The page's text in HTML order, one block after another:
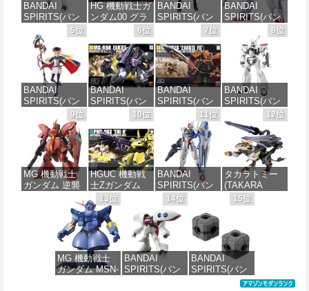
BANDAI
SPIRITS(バン
ダイ スピリッ
ツ) 30MS SIS-
J00 メルンジ
ャ[カラーA] 色
分け済みプラ
モデル
価格：¥4,200
HG 機動戦士ガ
ンダム00 グラ
ハム専用ユニ
オンフラッグ
カスタム 1/144
スケール 色分
け済みプラモ
デル
価格：¥2,100
BANDAI
SPIRITS(バン
ダイスピリッ
ツ) 30MS SIS-
H00 セスティ
エ[カラーC] 色
分け済みプラ
モデル
価格：¥4,682
BANDAI
SPIRITS(バン
ダイ スピリッ
ツ) HGAW 機
動新世紀ガン
ダムX ガンダ
ムエアマスタ
ー 1/144スケー
ル 色分け済み
プラモデル
価格：¥3,732
5位
BANDAI
SPIRITS(バン
ダイ スピリッ
ツ) 30MS
Fate/Grand
Order アルトリ
ア・キャスタ
ー 色分け済み
プラモデル
価格：¥7,800
6位
BANDAI
SPIRITS(バン
ダイ スピリッ
ツ) HGUC 機動
戦士ガンダム
ザクI(黒い三連
星仕様) 1/144
スケール 色分
け済みプラモ
デル
価格：¥1,990
7位
BANDAI
SPIRITS(バン
ダイ スピリッ
ツ) HGUC
1/144 ザクII
(ガルマ専用機)
(機動戦士ガン
ダム)
価格：¥2,880
8位
BANDAI
SPIRITS(バン
ダイ スピリッ
ツ) 機動警察パ
トレイバー
EZY RG 1/48
AV-98Plus (イ
ングラム・プ
ラス) 色分け済
みプラモデル
9位
MG 機動戦士
ガンダム 逆襲
04 サザビー
Ver.Ka 1/100ス
ケール 色分け
済みプラモデ
価格：¥15,000
10位
HGUC 機動戦
士Zガンダム
PMX-003 ジ・
オ 1/144スケー
ル 色分け済み
プラモデル
価格：¥3,995
11位
BANDAI
SPIRITS(バン
ダイ スピリッ
ツ) FULL
MECHANICS
機動戦士ガン
ダム 水星の魔
女 ガンダムエ
アリアル 1/100
スケール 色分
12位
タカラトミー
(TAKARA
TOMY) T-
SPARK
MODEL リアラ
イズモデル
ZOIDS ゾイド
RMZ-025 ライ
ガーゼロファ
ルコン (ZBF)
13位
MG 機動戦士
ガンダム MSN-
14位
BANDAI
SPIRITS(バン
15位
BANDAI
SPIRITS(バン
ダイ スピリッ